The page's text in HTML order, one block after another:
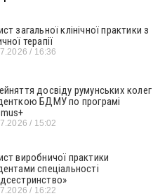
загальної клінічної практики з
терапії
16:36
досвіду румунських колег
БДМУ по програмі
15:02
виробничої практики
спеціальності
16:22